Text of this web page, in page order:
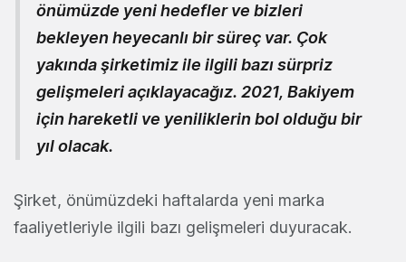
önümüzde yeni hedefler ve bizleri
bekleyen heyecanlı bir süreç var. Çok
yakında şirketimiz ile ilgili bazı sürpriz
gelişmeleri açıklayacağız. 2021, Bakiyem
için hareketli ve yeniliklerin bol olduğu bir
yıl olacak.
Şirket, önümüzdeki haftalarda yeni marka
faaliyetleriyle ilgili bazı gelişmeleri duyuracak.